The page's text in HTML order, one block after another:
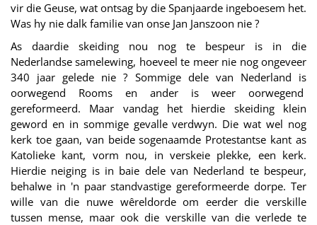
vir die Geuse, wat ontsag by die Spanjaarde ingeboesem het.
Was hy nie dalk familie van onse Jan Janszoon nie ?
As daardie skeiding nou nog te bespeur is in die
Nederlandse samelewing, hoeveel te meer nie nog ongeveer
340 jaar gelede nie ? Sommige dele van Nederland is
oorwegend Rooms en ander is weer oorwegend
gereformeerd. Maar vandag het hierdie skeiding klein
geword en in sommige gevalle verdwyn. Die wat wel nog
kerk toe gaan, van beide sogenaamde Protestantse kant as
Katolieke kant, vorm nou, in verskeie plekke, een kerk.
Hierdie neiging is in baie dele van Nederland te bespeur,
behalwe in 'n paar standvastige gereformeerde dorpe. Ter
wille van die nuwe wêreldorde om eerder die verskille
tussen mense, maar ook die verskille van die verlede te